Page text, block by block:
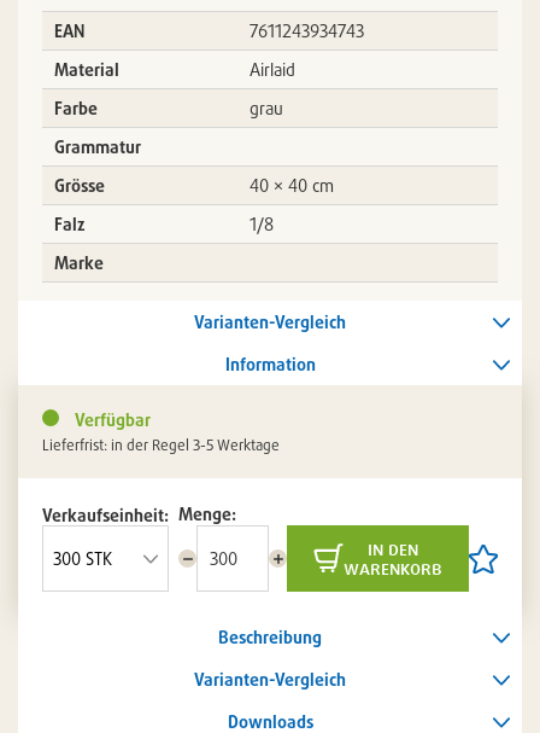
EAN
7611243934743
Material
Airlaid
Farbe
grau
Grammatur
Grösse
40 × 40 cm
Falz
1/8
Marke
Varianten-Vergleich
Information
Verfügbar
Lieferfrist: in der Regel 3-5 Werktage
Verkaufseinheit: Menge:
Menge
Menge
in den
warenkorb
Artikel
setzen
Beschreibung
Varianten-Vergleich
Downloads